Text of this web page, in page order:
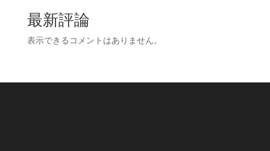
最新評論
表示できるコメントはありません。